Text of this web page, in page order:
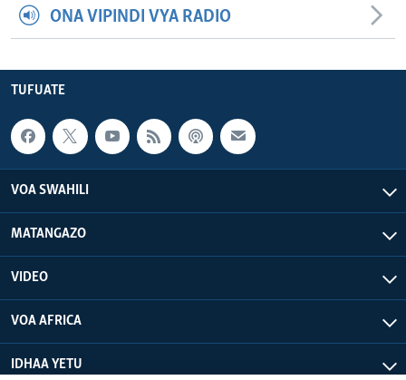
ONA VIPINDI VYA RADIO
TUFUATE
VOA SWAHILI
MATANGAZO
VIDEO
VOA AFRICA
IDHAA YETU